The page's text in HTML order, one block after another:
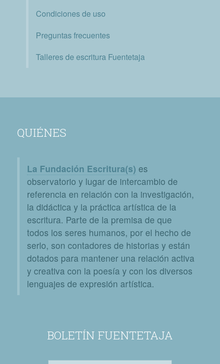
Condiciones de uso
Preguntas frecuentes
Talleres de escritura Fuentetaja
QUIÉNES
La Fundación Escritura(s) es
observatorio y lugar de intercambio de
referencia en relación con la investigación,
la didáctica y la práctica artística de la
escritura. Parte de la premisa de que
todos los seres humanos, por el hecho de
serlo, son contadores de historias y están
dotados para mantener una relación activa
y creativa con la poesía y con los diversos
lenguajes de expresión artística.
BOLETÍN FUENTETAJA